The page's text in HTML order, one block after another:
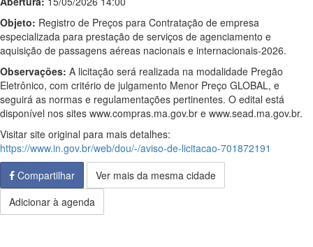
Objeto: Registro de Preços para Contratação de empresa
especializada para prestação de serviços de agenciamento e
aquisição de passagens aéreas nacionais e internacionais-2026.
Observações: A licitação será realizada na modalidade Pregão
Eletrônico, com critério de julgamento Menor Preço GLOBAL, e
seguirá as normas e regulamentações pertinentes. O edital está
disponível nos sites www.compras.ma.gov.br e www.sead.ma.gov.br.
Visitar site original para mais detalhes:
https://www.in.gov.br/web/dou/-/aviso-de-licitacao-701872191
Compartilhar
Ver mais da mesma cidade
Adicionar à agenda